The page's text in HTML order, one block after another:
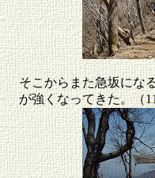
そこからまた急坂にな
が強くなってきた。（